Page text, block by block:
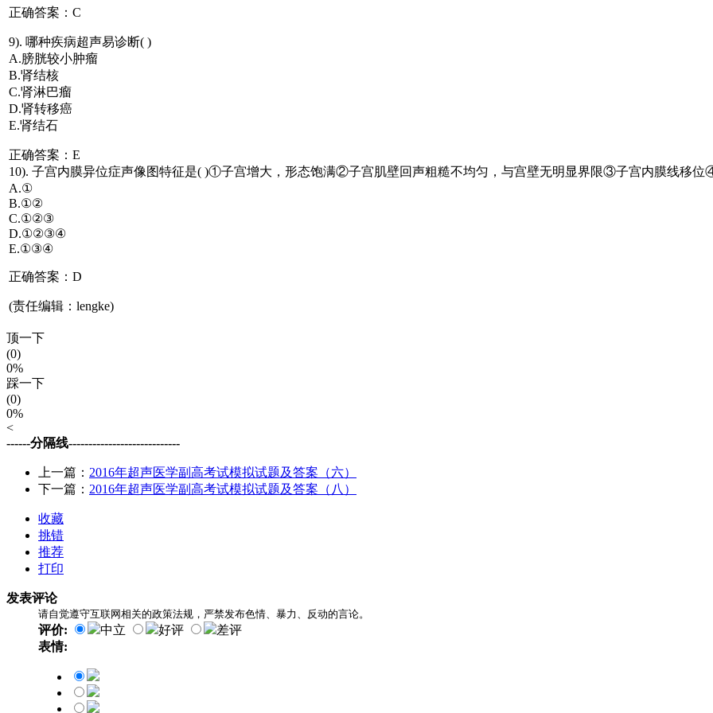
正确答案：C
9). 哪种疾病超声易诊断( )
A.膀胱较小肿瘤
B.肾结核
C.肾淋巴瘤
D.肾转移癌
E.肾结石
正确答案：E
10). 子宫内膜异位症声像图特征是( )①子宫增大，形态饱满②子宫肌壁回声粗糙不均匀，与宫壁无明显界限③子宫内膜线移位
A.①
B.①②
C.①②③
D.①②③④
E.①③④
正确答案：D
(责任编辑：lengke)
顶一下
(0)
0%
踩一下
(0)
0%
<
------分隔线----------------------------
上一篇： 2016年超声医学副高考试模拟试题及答案（六）
下一篇： 2016年超声医学副高考试模拟试题及答案（八）
收藏
挑错
推荐
打印
发表评论
请自觉遵守互联网相关的政策法规，严禁发布色情、暴力、反动的言论。
评价: 中立 好评
差评
表情: